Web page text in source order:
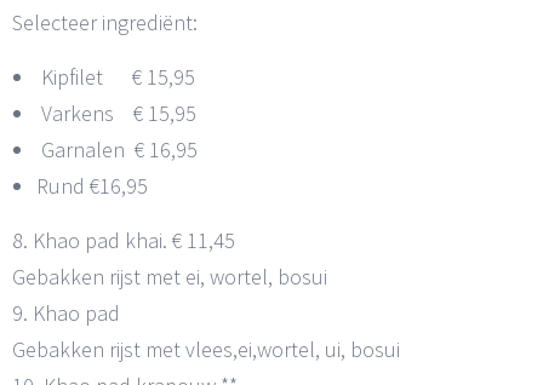
Selecteer ingrediënt:
Kipfilet € 15,95
Varkens € 15,95
Garnalen € 16,95
Rund €16,95
8. Khao pad khai. € 11,45
Gebakken rijst met ei, wortel, bosui
9. Khao pad
Gebakken rijst met vlees,ei,wortel, ui, bosui